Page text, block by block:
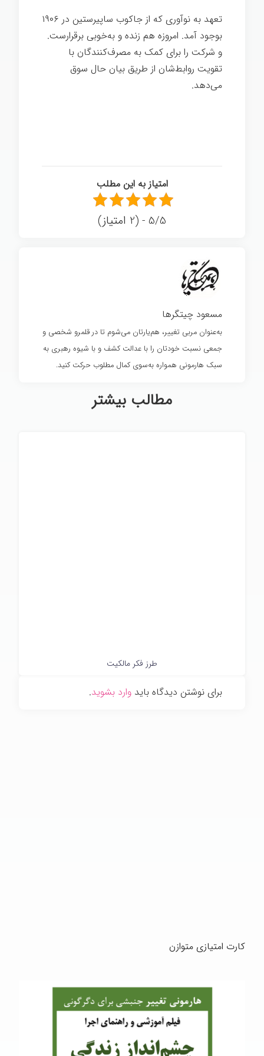
تعهد به نوآوری که از جاکوب ساپیرستین در ۱۹۰۶
بوجود آمد. امروزه هم زنده و به‌خوبی برقرارست.
و شرکت را برای کمک به مصرف‌کنندگان با
تقویت روابط‌شان از طریق بیان حال سوق
می‌دهد.
امتیاز به این مطلب
5/5 - (2 امتیاز)
مسعود چیتگرها
به‌عنوان مربی تغییر، هم‌یارتان می‌شوم تا در قلمرو شخصی و
جمعی نسبت خودتان را با عدالت کشف و با شیوه رهبری به
سبک هارمونی همواره به‌سوی کمال مطلوب حرکت کنید.
مطالب بیشتر
طرز فکر مالکیت
برای نوشتن دیدگاه باید وارد بشوید.
کارت امتیازی متوازن